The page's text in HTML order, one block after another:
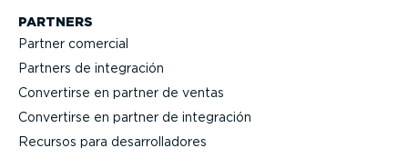
PARTNERS
Partner comercial
Partners de integración
Convertirse en partner de ventas
Convertirse en partner de integración
Recursos para desarro­lla­dores